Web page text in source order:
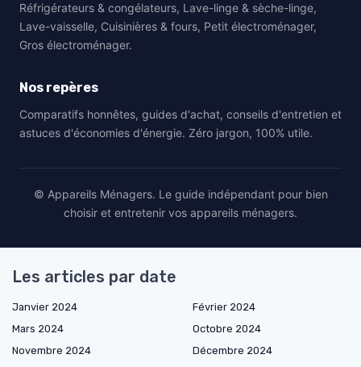
Réfrigérateurs & congélateurs, Lave-linge & sèche-linge,
Lave-vaisselle, Cuisinières & fours, Petit électroménager,
Gros électroménager.
Nos repères
Comparatifs honnêtes, guides d'achat, conseils d'entretien et
astuces d'économies d'énergie. Zéro jargon, 100% utile.
© Appareils Ménagers. Le guide indépendant pour bien
choisir et entretenir vos appareils ménagers.
Les articles par date
Janvier 2024
Février 2024
Mars 2024
Octobre 2024
Novembre 2024
Décembre 2024